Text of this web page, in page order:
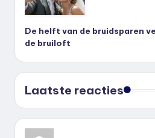
De helft van de bruidsparen
de bruiloft
Laatste reacties